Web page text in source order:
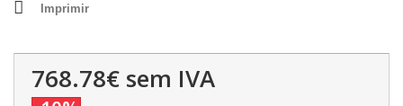
Imprimir
768.78€ sem IVA